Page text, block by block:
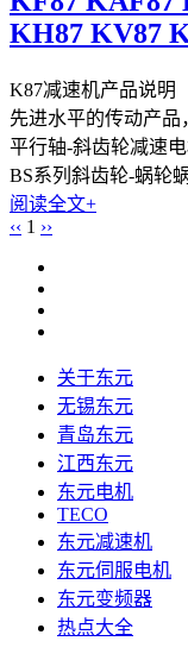
KH87 KV87
K87减速机产品说明
先进水平的传动产品
平行轴-斜齿轮减速
BS系列斜齿轮-蜗轮
阅读全文+
‹‹ 1 ››
关于东元
无锡东元
青岛东元
江西东元
东元电机
TECO
东元减速机
东元伺服电机
东元变频器
热点大全